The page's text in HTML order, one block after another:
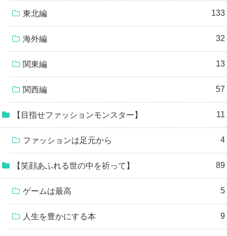
東北編 133
海外編 32
関東編 13
関西編 57
【目指せファッションモンスター】 11
ファッションは足元から 4
【笑顔あふれる世の中を祈って】 89
ゲームは最高 5
人生を豊かにする本 9